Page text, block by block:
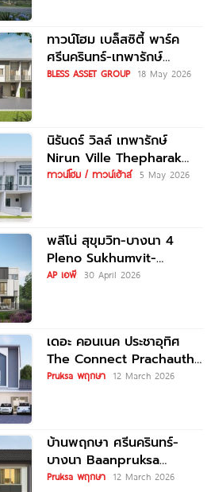
ทาวน์โฮม เบล็สซิตี้ พาร์ค
ศรีนครินทร์-เทพารักษ์
Blessity Park Srinakarin-
BLESS ASSET GROUP 18 May 2026
นิรันดร์ วิลล์ เทพารักษ์
Nirun Ville Thepharak
ทาวน์โฮม 2 ชั้น ใกล้ทางด่วน
ทาวน์โฮม / ทาวน์เฮ้าส์ 5 May 2026
พลีโน่ สุขุมวิท-บางนา 4
Pleno Sukhumvit-
Bangna 4 ทาวน์โฮมและบ้าน
AP เอพี 30 April 2026
เดอะ คอนเนค ประชาอุทิศ
The Connect Prachauthit
ทาวน์โฮมและบ้านสไตล์นอร์
Pruksa พฤกษา 12 March 2026
บ้านพฤกษา ศรีนครินทร์-
บางนา Baanpruksa
Srinakarin-Bangna ทาวน์
Pruksa พฤกษา 12 March 2026